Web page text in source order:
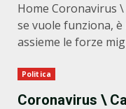
Home Coronavirus \
se vuole funziona, è
assieme le forze
Politica
Coronavirus \